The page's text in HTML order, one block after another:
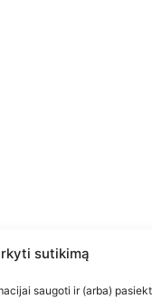
sutikimą
saugoti ir (arba)